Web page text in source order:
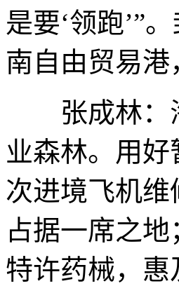
是要‘领跑’”
南自由贸易港
张成林：海
业森林。用
次进境飞机
占据一席之
特许药械，惠